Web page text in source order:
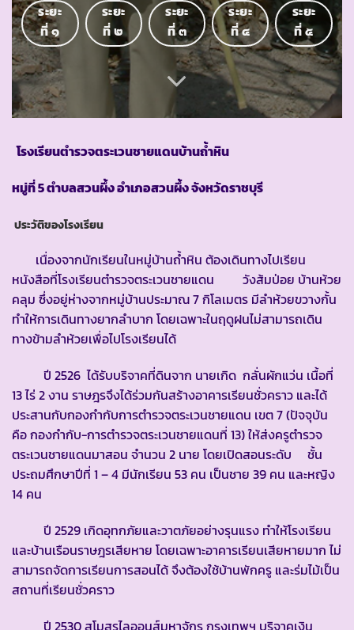
ระยะ
ที่ ๑
ระยะ
ที่ ๒
ระยะ
ที่ ๓
ระยะ
ที่ ๔
ระยะ
ที่ ๕
โรงเรียนตำรวจตระเวนชายแดนบ้านถ้ำหิน
หมู่ที่5 ตำบลสวนผึ้ง อำเภอสวนผึ้ง จังหวัดราชบุรี
ประวัติของโรงเรียน
เนื่องจากนักเรียนในหมู่บ้านถ้ำหิน ต้องเดินทางไปเรียน
หนังสือที่โรงเรียนตำรวจตระเวนชายแดน วังส้มป่อย บ้านห้วย
คลุม ซึ่งอยู่ห่างจากหมู่บ้านประมาณ 7 กิโลเมตร มีลำห้วยขวางกั้น
ทำให้การเดินทางยากลำบาก โดยเฉพาะในฤดูฝนไม่สามารถเดิน
ทางข้ามลำห้วยเพื่อไปโรงเรียนได้
ปี 2526 ได้รับบริจาคที่ดินจาก นายเกิด กลั่นผักแว่น เนื้อที่
13 ไร่ 2 งาน ราษฎรจึงได้ร่วมกันสร้างอาคารเรียนชั่วคราว และได้
ประสานกับกองกำกับการตำรวจตระเวนชายแดน เขต 7 (ปัจจุบัน
คือ กองกำกับ-การตำรวจตระเวนชายแดนที่ 13) ให้ส่งครูตำรวจ
ตระเวนชายแดนมาสอน จำนวน 2 นาย โดยเปิดสอนระดับ ชั้น
ประถมศึกษาปีที่ 1 – 4 มีนักเรียน 53 คน เป็นชาย 39 คน และหญิง
14 คน
ปี 2529 เกิดอุทกภัยและวาตภัยอย่างรุนแรง ทำให้โรงเรียน
และบ้านเรือนราษฎรเสียหาย โดยเฉพาะอาคารเรียนเสียหายมาก ไม่
สามารถจัดการเรียนการสอนได้ จึงต้องใช้บ้านพักครู และร่มไม้เป็น
สถานที่เรียนชั่วคราว
ปี 2530 สโมสรไลออนส์มหาจักร กรุงเทพฯ บริจาคเงิน